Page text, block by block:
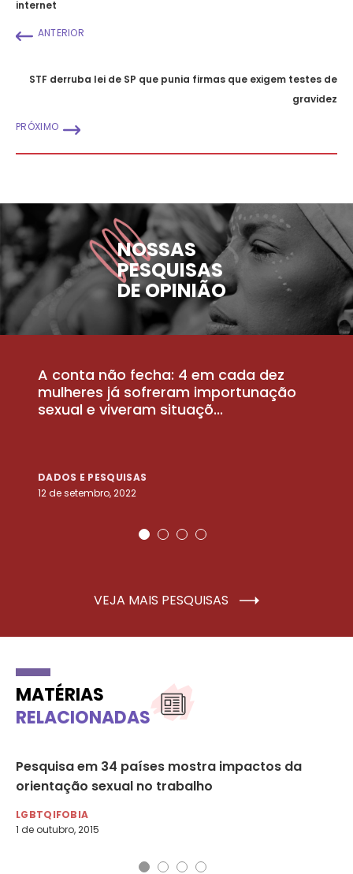
internet
ANTERIOR
STF derruba lei de SP que punia firmas que exigem testes de
gravidez
PRÓXIMO
NOSSAS
PESQUISAS
DE OPINIÃO
A conta não fecha: 4 em cada dez
mulheres já sofreram importunação
sexual e viveram situaçõ...
DADOS E PESQUISAS
12 de setembro, 2022
VEJA MAIS PESQUISAS
MATÉRIAS
RELACIONADAS
Pesquisa em 34 países mostra impactos da
orientação sexual no trabalho
LGBTQIFOBIA
1 de outubro, 2015